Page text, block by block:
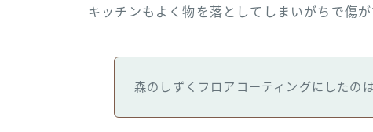
キッチンもよく物を落としてしまいがちで傷が
森のしずくフロアコーティングにしたの